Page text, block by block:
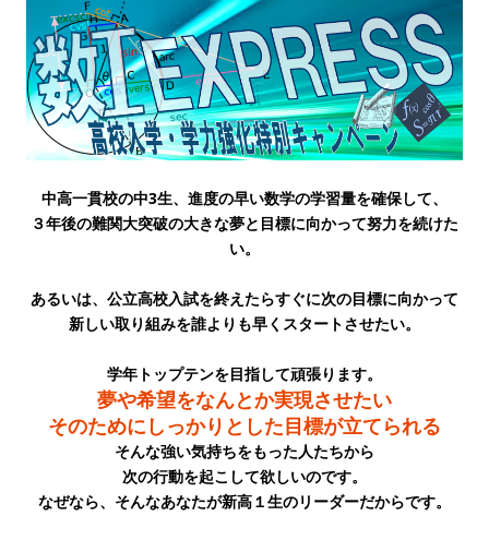
中高一貫校の中3生、進度の早い数学の学習量を確保して、
３年後の難関大突破の大きな夢と目標に向かって努力を続けた
い。
あるいは、公立高校入試を終えたらすぐに次の目標に向かって
新しい取り組みを誰よりも早くスタートさせたい。
学年トップテンを目指して頑張ります。
夢や希望をなんとか実現させたい
そのためにしっかりとした目標が立てられる
そんな強い気持ちをもった人たちから
次の行動を起こして欲しいのです。
なぜなら、そんなあなたが新高１生のリーダーだからです。